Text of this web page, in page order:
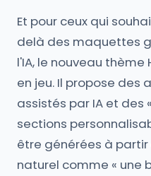
Et pour ceux qui
delà des maquettes
l'IA, le nouveau thème
en jeu. Il propose des
assistés par IA et des
sections
être générées à
naturel comme « une